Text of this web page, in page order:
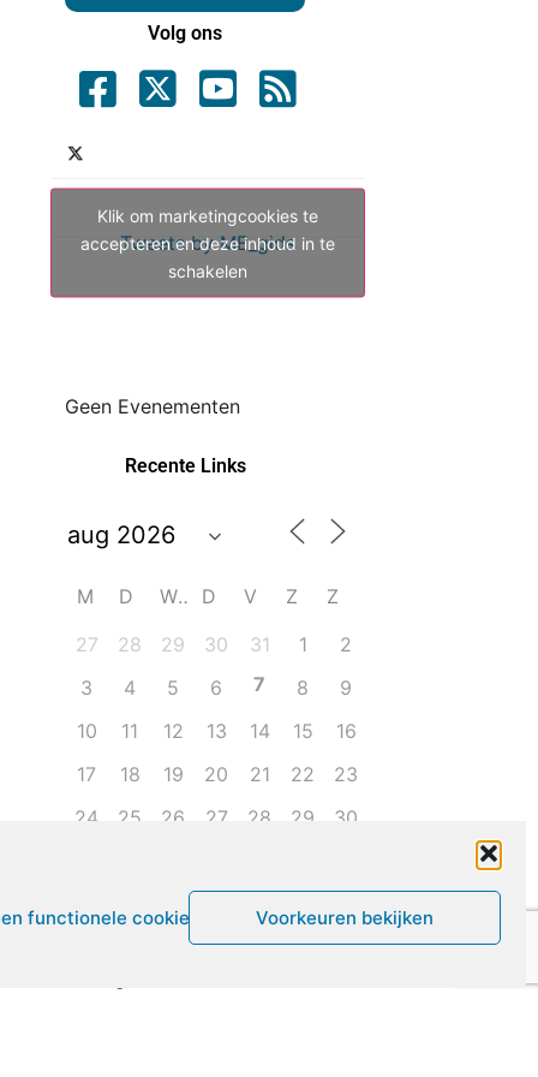
functionele cookies Voorkeuren bekijken
Volg ons
Tweets by ME_gids
Klik om marketingcookies te
accepteren en deze inhoud in te
schakelen
Geen Evenementen
Recente Links
M D W D V Z
Z
27
28 29 30 31 1
2
3
4 5 6 7 8
9
10
11 12 13 14 15
16
17
18 19 20 21 22
23
24
25 26 27 28 29
30
Leven met ME/CVS en POTS